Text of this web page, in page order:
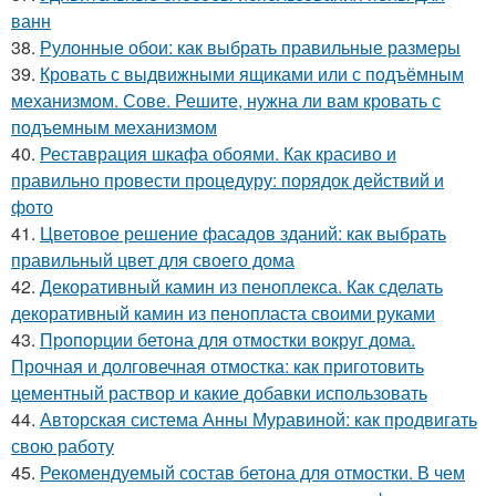
ванн
38. Рулонные обои: как выбрать правильные размеры
39. Кровать с выдвижными ящиками или с подъёмным
механизмом. Сове. Решите, нужна ли вам кровать с
подъемным механизмом
40. Реставрация шкафа обоями. Как красиво и
правильно провести процедуру: порядок действий и
фото
41. Цветовое решение фасадов зданий: как выбрать
правильный цвет для своего дома
42. Декоративный камин из пеноплекса. Как сделать
декоративный камин из пенопласта своими руками
43. Пропорции бетона для отмостки вокруг дома.
Прочная и долговечная отмостка: как приготовить
цементный раствор и какие добавки использовать
44. Авторская система Анны Муравиной: как продвигать
свою работу
45. Рекомендуемый состав бетона для отмостки. В чем